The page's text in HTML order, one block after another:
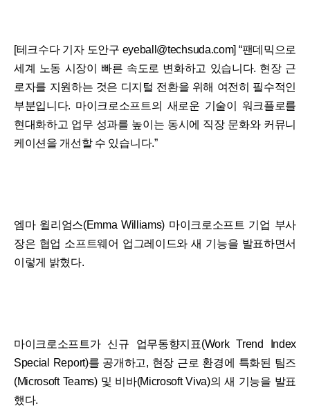
[테크수다 기자 도안구 eyeball@techsuda.com] “팬데믹으로
세계 노동 시장이 빠른 속도로 변화하고 있습니다. 현장 근
로자를 지원하는 것은 디지털 전환을 위해 여전히 필수적인
부분입니다. 마이크로소프트의 새로운 기술이 워크플로를
현대화하고 업무 성과를 높이는 동시에 직장 문화와 커뮤니
케이션을 개선할 수 있습니다.”
엠마 윌리엄스(Emma Williams) 마이크로소프트 기업 부사
장은 협업 소프트웨어 업그레이드와 새 기능을 발표하면서
이렇게 밝혔다.
마이크로소프트가 신규 업무동향지표(Work Trend Index
Special Report)를 공개하고, 현장 근로 환경에 특화된 팀즈
(Microsoft Teams) 및 비바(Microsoft Viva)의 새 기능을 발표
했다.